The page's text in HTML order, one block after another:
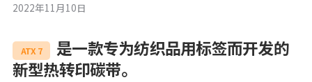
ATX 7
是一款专为纺织品用标签而开发的
新型热转印碳带。
2022年11月10日